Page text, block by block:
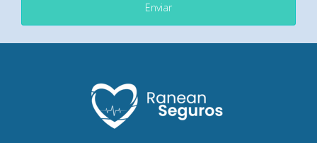
Enviar